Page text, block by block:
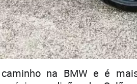
na BMW e é